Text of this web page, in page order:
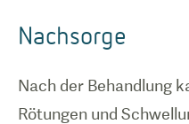
Nachsorge
Nach der Behandlung
Rötungen und